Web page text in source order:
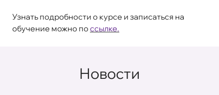
Узнать подробности о курсе и записаться на
обучение можно по ссылке.
Новости